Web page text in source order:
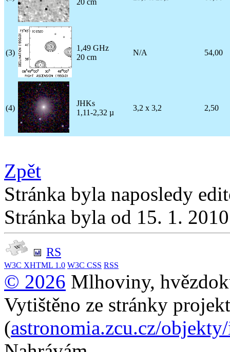
(3)
1,49 GHz
20 cm
N/A 54,00
(4)
JHKs
1,11-2,32 µ
3,2 x 3,2 2,50
Zpět
Stránka byla naposledy
Stránka byla od 15. 1.
RS
W3C XHTML 1.0 W3C CSS RSS
© 2026 Mlhoviny,
Vytištěno ze stránky
(astronomia.zcu.cz/